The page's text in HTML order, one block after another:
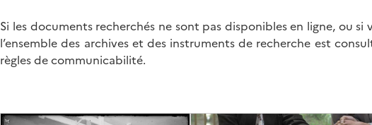
Si les documents recherchés ne sont pas disponibles en ligne, ou
l’ensemble des archives et des instruments de recherche est
règles de communicabilité.